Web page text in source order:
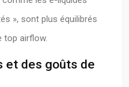
», sont plus équilibrés
top airflow.
et des goûts de